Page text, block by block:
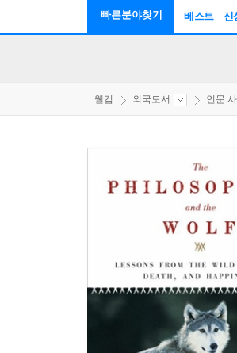
빠른분야찾기 베스트 신
웰컴 외국도서 인문